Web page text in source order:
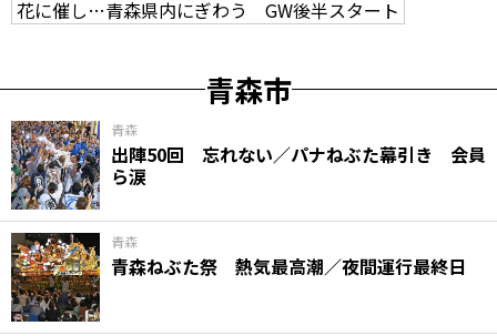
花に催し…青森県内にぎわう GW後半スタート
青森市
青森
出陣50回 忘れない／パナねぶた幕引き 会員
ら涙
青森
青森ねぶた祭 熱気最高潮／夜間運行最終日